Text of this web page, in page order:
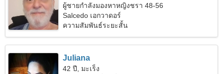
ผู้ชายกำลังมองหาหญิงชรา 48-56
Salcedo เอกวาดอร์
ความสัมพันธ์ระยะสั้น
Juliana
42 ปี, มะเร็ง